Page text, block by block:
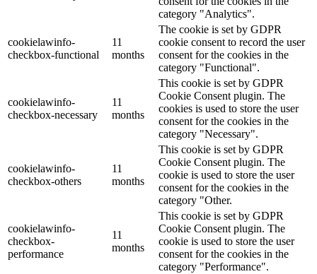
category "Analytics".
cookielawinfo-
checkbox-functional
11
months
The cookie is set by GDPR
cookie consent to record the user
consent for the cookies in the
category "Functional".
cookielawinfo-
checkbox-necessary
11
months
This cookie is set by GDPR
Cookie Consent plugin. The
cookies is used to store the user
consent for the cookies in the
category "Necessary".
cookielawinfo-
checkbox-others
11
months
This cookie is set by GDPR
Cookie Consent plugin. The
cookie is used to store the user
consent for the cookies in the
category "Other.
cookielawinfo-
checkbox-
performance
11
months
This cookie is set by GDPR
Cookie Consent plugin. The
cookie is used to store the user
consent for the cookies in the
category "Performance".